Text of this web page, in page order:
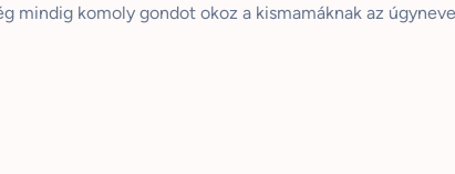
mindig komoly gondot okoz a kismamáknak az